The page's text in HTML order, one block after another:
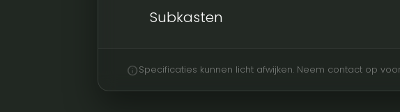
Subkasten
infoSpecificaties kunnen licht afwijken. Neem contact op